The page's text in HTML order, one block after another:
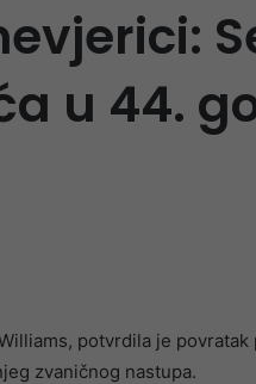
u 44.
potvrdila je
zvaničnog nastupa.